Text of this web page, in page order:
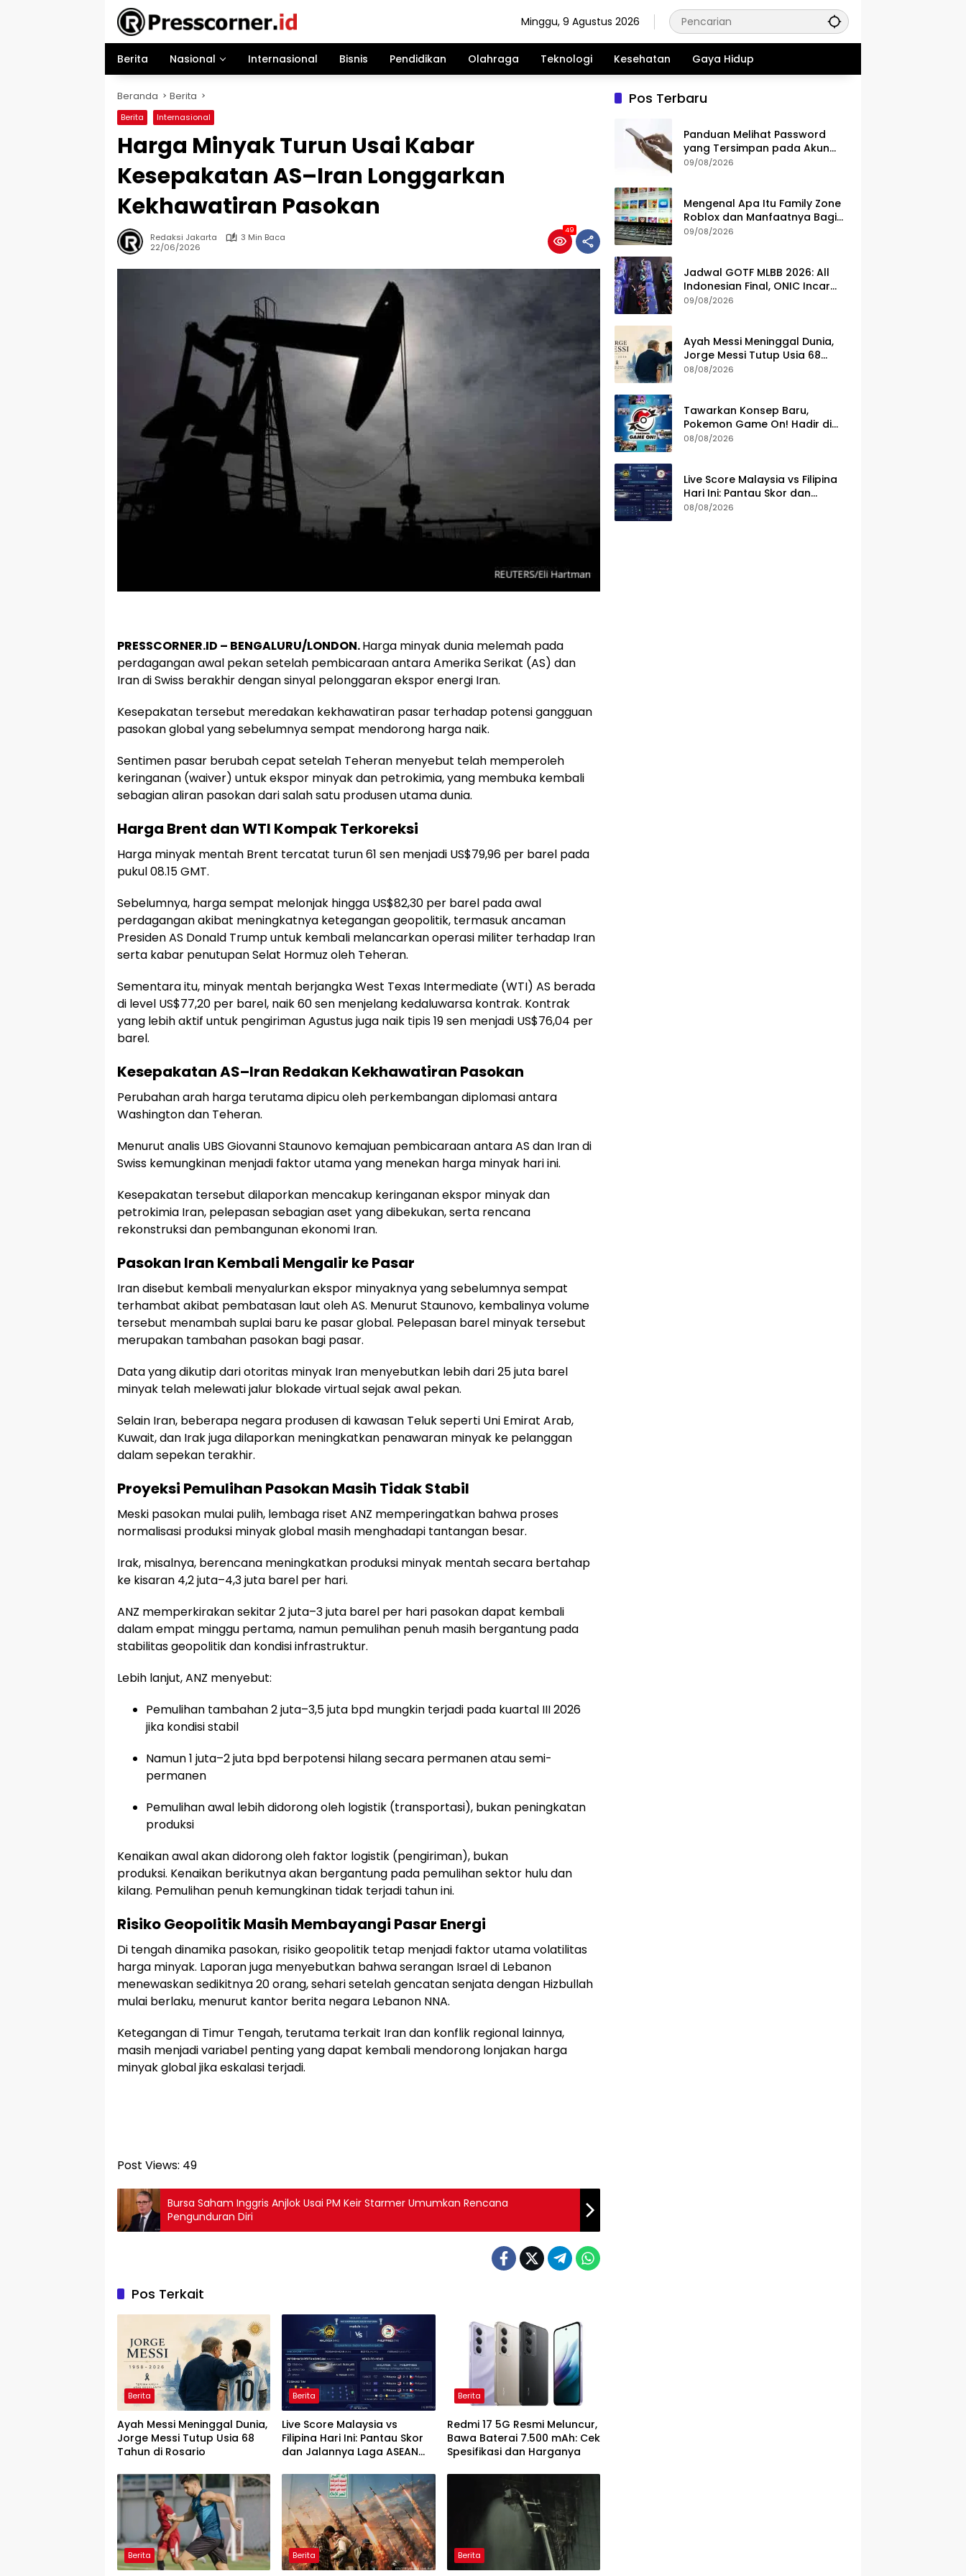
Minggu, 9 Agustus 2026
Berita Nasional Internasional Bisnis Pendidikan Olahraga Teknologi Kesehatan Gaya Hidup
Beranda Berita
Berita Internasional
Harga Minyak Turun Usai Kabar
Kesepakatan AS–Iran Longgarkan
Kekhawatiran Pasokan
Redaksi Jakarta
3 Min Baca
22/06/2026
49
PRESSCORNER.ID – BENGALURU/LONDON.Harga minyak dunia melemah pada
perdagangan awal pekan setelah pembicaraan antara Amerika Serikat (AS) dan
Iran di Swiss berakhir dengan sinyal pelonggaran ekspor energi Iran.
Kesepakatan tersebut meredakan kekhawatiran pasar terhadap potensi gangguan
pasokan global yang sebelumnya sempat mendorong harga naik.
Sentimen pasar berubah cepat setelah Teheran menyebut telah memperoleh
keringanan (waiver) untuk ekspor minyak dan petrokimia, yang membuka kembali
sebagian aliran pasokan dari salah satu produsen utama dunia.
Harga Brent dan WTI Kompak Terkoreksi
Harga minyak mentah Brent tercatat turun 61 sen menjadi US$79,96 per barel pada
pukul 08.15 GMT.
Sebelumnya, harga sempat melonjak hingga US$82,30 per barel pada awal
perdagangan akibat meningkatnya ketegangan geopolitik, termasuk ancaman
Presiden AS Donald Trump untuk kembali melancarkan operasi militer terhadap Iran
serta kabar penutupan Selat Hormuz oleh Teheran.
Sementara itu, minyak mentah berjangka West Texas Intermediate (WTI) AS berada
di level US$77,20 per barel, naik 60 sen menjelang kedaluwarsa kontrak. Kontrak
yang lebih aktif untuk pengiriman Agustus juga naik tipis 19 sen menjadi US$76,04 per
barel.
Kesepakatan AS–Iran Redakan Kekhawatiran Pasokan
Perubahan arah harga terutama dipicu oleh perkembangan diplomasi antara
Washington dan Teheran.
Menurut analis UBS Giovanni Staunovo kemajuan pembicaraan antara AS dan Iran di
Swiss kemungkinan menjadi faktor utama yang menekan harga minyak hari ini.
Kesepakatan tersebut dilaporkan mencakup keringanan ekspor minyak dan
petrokimia Iran, pelepasan sebagian aset yang dibekukan, serta rencana
rekonstruksi dan pembangunan ekonomi Iran.
Pasokan Iran Kembali Mengalir ke Pasar
Iran disebut kembali menyalurkan ekspor minyaknya yang sebelumnya sempat
terhambat akibat pembatasan laut oleh AS. Menurut Staunovo, kembalinya volume
tersebut menambah suplai baru ke pasar global. Pelepasan barel minyak tersebut
merupakan tambahan pasokan bagi pasar.
Data yang dikutip dari otoritas minyak Iran menyebutkan lebih dari 25 juta barel
minyak telah melewati jalur blokade virtual sejak awal pekan.
Selain Iran, beberapa negara produsen di kawasan Teluk seperti Uni Emirat Arab,
Kuwait, dan Irak juga dilaporkan meningkatkan penawaran minyak ke pelanggan
dalam sepekan terakhir.
Proyeksi Pemulihan Pasokan Masih Tidak Stabil
Meski pasokan mulai pulih, lembaga riset ANZ memperingatkan bahwa proses
normalisasi produksi minyak global masih menghadapi tantangan besar.
Irak, misalnya, berencana meningkatkan produksi minyak mentah secara bertahap
ke kisaran 4,2 juta–4,3 juta barel per hari.
ANZ memperkirakan sekitar 2 juta–3 juta barel per hari pasokan dapat kembali
dalam empat minggu pertama, namun pemulihan penuh masih bergantung pada
stabilitas geopolitik dan kondisi infrastruktur.
Lebih lanjut, ANZ menyebut:
Pemulihan tambahan 2 juta–3,5 juta bpd mungkin terjadi pada kuartal III 2026
jika kondisi stabil
Namun 1 juta–2 juta bpd berpotensi hilang secara permanen atau semi-
permanen
Pemulihan awal lebih didorong oleh logistik (transportasi), bukan peningkatan
produksi
Kenaikan awal akan didorong oleh faktor logistik (pengiriman), bukan
produksi. Kenaikan berikutnya akan bergantung pada pemulihan sektor hulu dan
kilang. Pemulihan penuh kemungkinan tidak terjadi tahun ini.
Risiko Geopolitik Masih Membayangi Pasar Energi
Di tengah dinamika pasokan, risiko geopolitik tetap menjadi faktor utama volatilitas
harga minyak. Laporan juga menyebutkan bahwa serangan Israel di Lebanon
menewaskan sedikitnya 20 orang, sehari setelah gencatan senjata dengan Hizbullah
mulai berlaku, menurut kantor berita negara Lebanon NNA.
Ketegangan di Timur Tengah, terutama terkait Iran dan konflik regional lainnya,
masih menjadi variabel penting yang dapat kembali mendorong lonjakan harga
minyak global jika eskalasi terjadi.
Post Views: 49
Bursa Saham Inggris Anjlok Usai PM Keir Starmer Umumkan Rencana
Pengunduran Diri
Pos Terkait
Berita
Ayah Messi Meninggal Dunia,
Jorge Messi Tutup Usia 68
Tahun di Rosario
Berita
Live Score Malaysia vs
Filipina Hari Ini: Pantau Skor
dan Jalannya Laga ASEAN
Berita
Redmi 17 5G Resmi Meluncur,
Bawa Baterai 7.500 mAh: Cek
Spesifikasi dan Harganya
Berita Berita Berita
Pos Terbaru
Panduan Melihat Password
yang Tersimpan pada Akun
Google
09/08/2026
Mengenal Apa Itu Family Zone
Roblox dan Manfaatnya Bagi
Orang Tua
09/08/2026
Jadwal GOTF MLBB 2026: All
Indonesian Final, ONIC Incar
Status Juara Bertahan
09/08/2026
Ayah Messi Meninggal Dunia,
Jorge Messi Tutup Usia 68
Tahun di Rosario
08/08/2026
Tawarkan Konsep Baru,
Pokemon Game On! Hadir di
Tujuh Negara Asia
08/08/2026
Live Score Malaysia vs Filipina
Hari Ini: Pantau Skor dan
Jalannya Laga ASEAN Cup
08/08/2026